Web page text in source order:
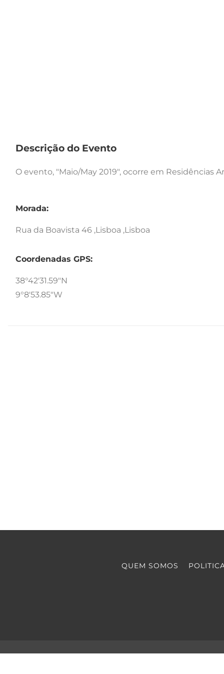
Descrição do Evento
O evento, "Maio/May 2019", ocorre em Residências
Morada:
Rua da Boavista 46 ,Lisboa ,Lisboa
Coordenadas GPS:
38°42'31.59"N
9°8'53.85"W
QUEM SOMOS